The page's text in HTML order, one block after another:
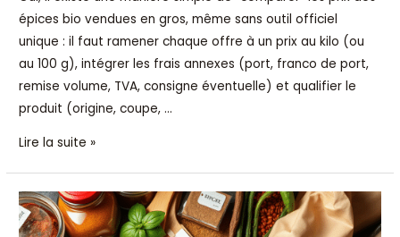
épices bio vendues en gros, même sans outil officiel
unique : il faut ramener chaque offre à un prix au kilo (ou
au 100 g), intégrer les frais annexes (port, franco de port,
remise volume, TVA, consigne éventuelle) et qualifier le
produit (origine, coupe, …
Lire la suite »
Évolution
du